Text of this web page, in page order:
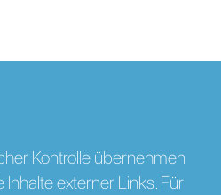
Kontrolle übernehmen
externer Links. Für